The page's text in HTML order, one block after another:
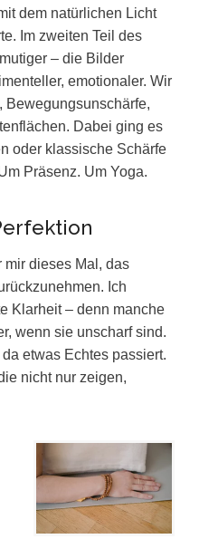
dem natürlichen Licht
Im zweiten Teil des
– die Bilder
emotionaler. Wir
Bewegungsunschärfe,
Dabei ging es
oder klassische Schärfe
Präsenz. Um Yoga.
mir dieses Mal, das
Ich
Klarheit – denn manche
wenn sie unscharf sind.
etwas Echtes passiert.
nicht nur zeigen,